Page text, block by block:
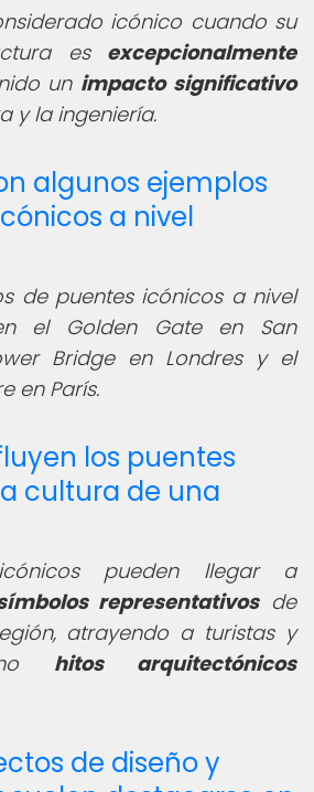
icónico cuando su
es excepcionalmente
un impacto significativo
y la ingeniería.
algunos ejemplos
a nivel
de puentes icónicos a nivel
el Golden Gate en San
Bridge en Londres y el
en París.
los puentes
cultura de una
pueden llegar a
representativosde
atrayendo a turistas y
hitos arquitectónicos
de diseño y